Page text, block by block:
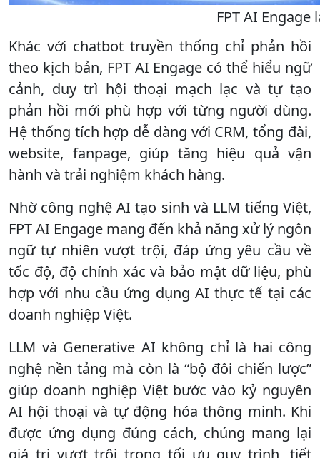
FPT AI
Khác với chatbot truyền thống chỉ phản hồi
theo kịch bản, FPT AI Engage có thể hiểu ngữ
cảnh, duy trì hội thoại mạch lạc và tự tạo
phản hồi mới phù hợp với từng người dùng.
Hệ thống tích hợp dễ dàng với CRM, tổng đài,
website, fanpage, giúp tăng hiệu quả vận
hành và trải nghiệm khách hàng.
Nhờ công nghệ AI tạo sinh và LLM tiếng Việt,
FPT AI Engage mang đến khả năng xử lý ngôn
ngữ tự nhiên vượt trội, đáp ứng yêu cầu về
tốc độ, độ chính xác và bảo mật dữ liệu, phù
hợp với nhu cầu ứng dụng AI thực tế tại các
doanh nghiệp Việt.
LLM và Generative AI không chỉ là hai công
nghệ nền tảng mà còn là “bộ đôi chiến lược”
giúp doanh nghiệp Việt bước vào kỷ nguyên
AI hội thoại và tự động hóa thông minh. Khi
được ứng dụng đúng cách, chúng mang lại
giá trị vượt trội trong tối ưu quy trình, tiết